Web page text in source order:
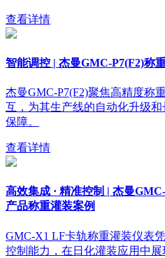
查看详情
智能调控 | 杰曼GMC-P7(F2)称
杰曼GMC-P7(F2)聚焦高精度称
互，为其生产线的自动化升级
保障。
查看详情
高效集成 · 精准控制 | 杰曼
产品称重灌装案例
GMC-X1 LF卡轨称重灌装仪表
控制能力，在日化灌装应用中